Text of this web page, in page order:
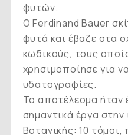
φυτών.
Ο Ferdinand Bauer
φυτά και έβαζε στα
κωδικούς, τους
χρησιμοποίησε για
υδατογραφίες.
Το αποτέλεσμα ήταν
σημαντικά έργα στην
Βοτανικής: 10